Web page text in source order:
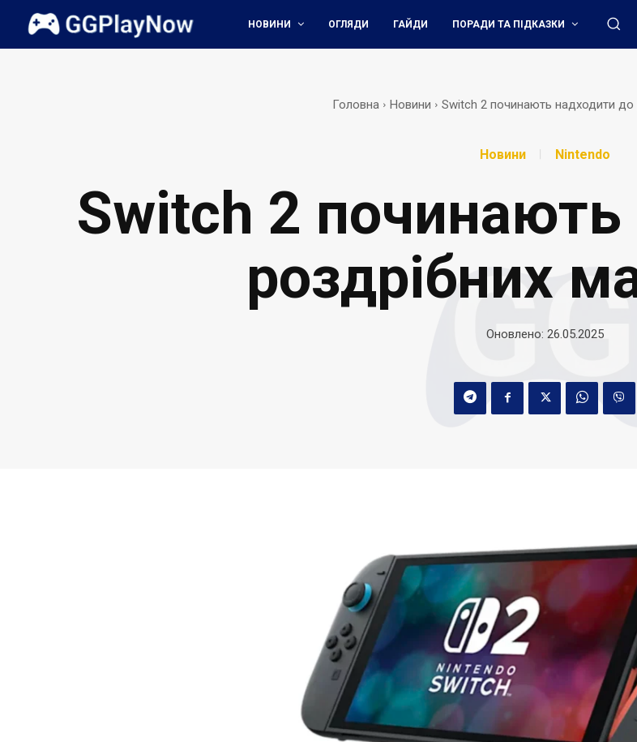
НОВИНИ ОГЛЯДИ ГАЙДИ ПОРАДИ ТА ПІДКАЗКИ
Головна Новини Switch 2 починають надходити до
Новини Nintendo
Switch 2
роздрібних
Оновлено: 26.05.2025